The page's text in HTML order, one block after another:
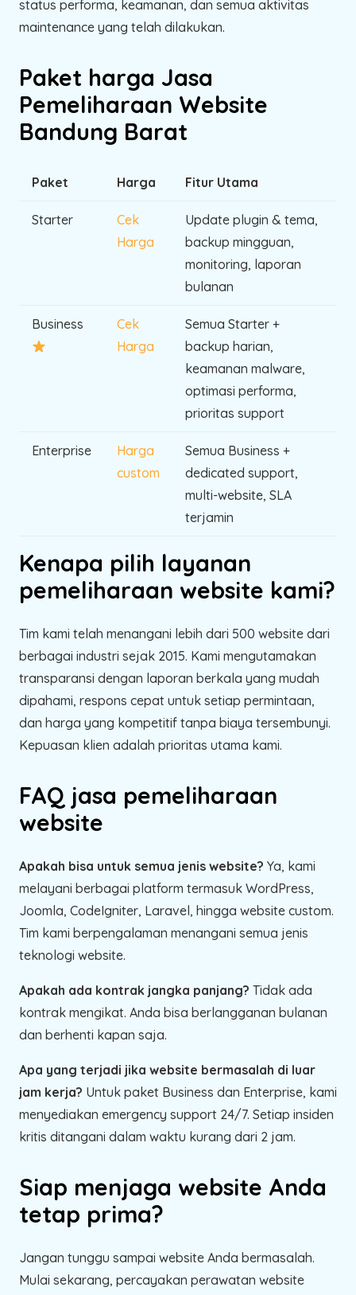
status performa, keamanan, dan semua aktivitas
maintenance yang telah dilakukan.
Paket harga Jasa
Pemeliharaan Website
Bandung Barat
Paket Harga Fitur Utama
Starter
Cek
Harga
Update plugin & tema,
backup mingguan,
monitoring, laporan
bulanan
Business
Cek
Harga
Semua Starter +
backup harian,
keamanan malware,
optimasi performa,
prioritas support
Enterprise
Harga
custom
Semua Business +
dedicated support,
multi-website, SLA
terjamin
Kenapa pilih layanan
pemeliharaan website kami?
Tim kami telah menangani lebih dari 500 website dari
berbagai industri sejak 2015. Kami mengutamakan
transparansi dengan laporan berkala yang mudah
dipahami, respons cepat untuk setiap permintaan,
dan harga yang kompetitif tanpa biaya tersembunyi.
Kepuasan klien adalah prioritas utama kami.
FAQ jasa pemeliharaan
website
Apakah bisa untuk semua jenis website? Ya, kami
melayani berbagai platform termasuk WordPress,
Joomla, CodeIgniter, Laravel, hingga website custom.
Tim kami berpengalaman menangani semua jenis
teknologi website.
Apakah ada kontrak jangka panjang? Tidak ada
kontrak mengikat. Anda bisa berlangganan bulanan
dan berhenti kapan saja.
Apa yang terjadi jika website bermasalah di luar
jam kerja? Untuk paket Business dan Enterprise, kami
menyediakan emergency support 24/7. Setiap insiden
kritis ditangani dalam waktu kurang dari 2 jam.
Siap menjaga website Anda
tetap prima?
Jangan tunggu sampai website Anda bermasalah.
Mulai sekarang, percayakan perawatan website